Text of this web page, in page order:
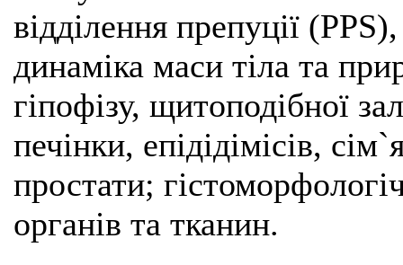
відділення препуції
динаміка маси тіла та
гіпофізу, щитоподібної
печінки, епідідімісів,
простати;
органів та тканин.